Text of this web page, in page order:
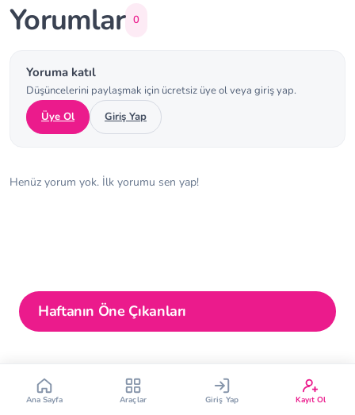
Yorumlar 0
Yoruma katıl
Düşüncelerini paylaşmak için ücretsiz üye ol veya giriş yap.
Üye Ol
Giriş Yap
Henüz yorum yok. İlk yorumu sen yap!
Haftanın Öne Çıkanları
Vücut Kitle Endeksi Gebelik Hesaplama
Ana Sayfa Araçlar Giriş Yap Kayıt Ol